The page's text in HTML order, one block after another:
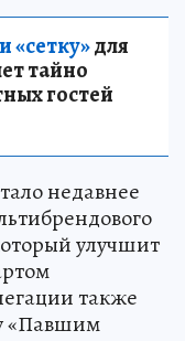
«сетку»для
тайно
гостей
недавнее
улучшит
также
«Павшим